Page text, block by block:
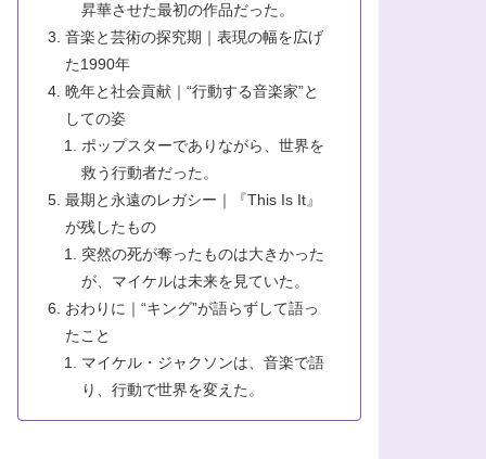
昇華させた最初の作品だった。
音楽と芸術の探究期｜表現の幅を広げ
た1990年
晩年と社会貢献｜“行動する音楽家”と
しての姿
ポップスターでありながら、世界を
救う行動者だった。
最期と永遠のレガシー｜『This Is It』
が残したもの
突然の死が奪ったものは大きかった
が、マイケルは未来を見ていた。
おわりに｜“キング”が語らずして語っ
たこと
マイケル・ジャクソンは、音楽で語
り、行動で世界を変えた。